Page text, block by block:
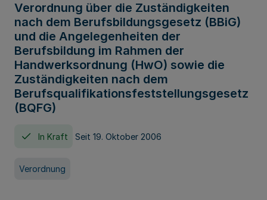
Verordnung über die Zuständigkeiten
nach dem Berufsbildungsgesetz (BBiG)
und die Angelegenheiten der
Berufsbildung im Rahmen der
Handwerksordnung (HwO) sowie die
Zuständigkeiten nach dem
Berufsqualifikationsfeststellungsgesetz
(BQFG)
In Kraft Seit 19. Oktober 2006
Verordnung